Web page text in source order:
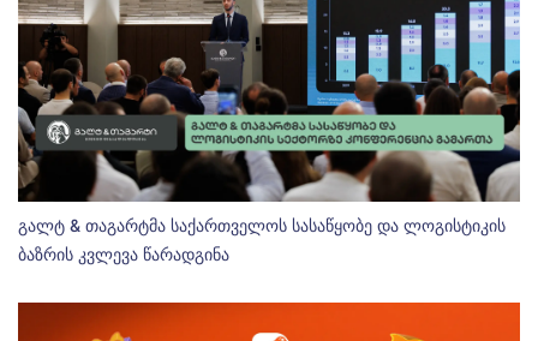
გალტ & თაგარტმა საქართველოს სასაწყობე და ლოგისტიკის
ბაზრის კვლევა წარადგინა